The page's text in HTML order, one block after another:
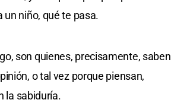
un niño, qué te pasa.
son quienes, precisamente, saben
o tal vez porque piensan,
la sabiduría.